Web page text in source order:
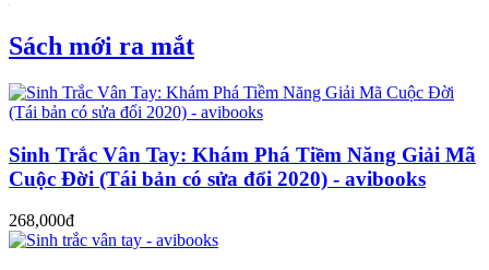
Sách mới ra mắt
Sinh Trắc Vân Tay: Khám Phá Tiềm Năng Giải Mã
Cuộc Đời (Tái bản có sửa đổi 2020) - avibooks
268,000đ